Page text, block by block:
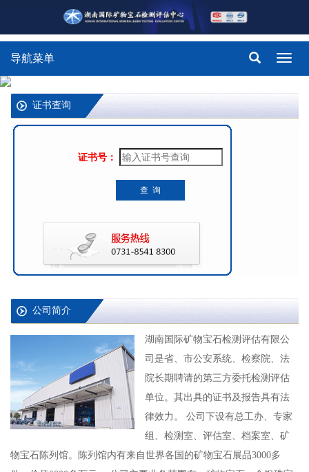
导航菜单
证书查询
证书号：
查 询
公司简介
湖南国际矿物宝石检测评估有限公
司是省、市公安系统、检察院、法
院长期聘请的第三方委托检测评估
单位。其出具的证书及报告具有法
律效力。 公司下设有总工办、专家
组、检测室、评估室、档案室、矿
物宝石陈列馆。陈列馆内有来自世界各国的矿物宝石展品3000多